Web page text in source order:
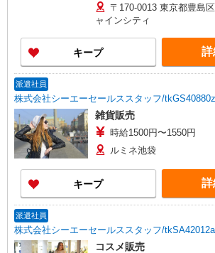
〒170-0013 東京都豊島
ャインシティ
キープ 詳
派遣社員
株式会社シーエーセールススタッフ/tkGS40880z
雑貨販売
時給1500円〜1550円
ルミネ池袋
キープ 詳
派遣社員
株式会社シーエーセールススタッフ/tkSA42012a
コスメ販売